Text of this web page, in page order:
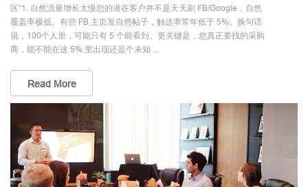
区”1. 自然流量增长太慢您的潜在客户并不是天天刷 FB/Google，自然
覆盖率极低。有些 FB 主页发自然帖子，触达率常年低于 5%。换句话
说，100个人里，可能只有 5 个能看到。更关键是，您真正要找的采购
商，能不能在这 5% 里出现还是个未知 ...
Read More